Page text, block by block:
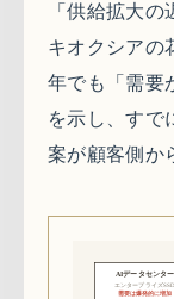
「供給拡大
キオクシアの
年でも「需要
を示し、すで
案が顧客側か
AIデータセンター
エンタープライズSSD
需要は爆発的に増加